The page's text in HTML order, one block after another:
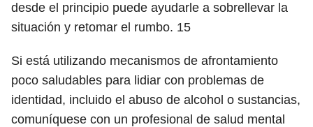
desde el principio puede ayudarle a sobrellevar la
situación y retomar el rumbo. 15
Si está utilizando mecanismos de afrontamiento
poco saludables para lidiar con problemas de
identidad, incluido el abuso de alcohol o sustancias,
comuníquese con un profesional de salud mental